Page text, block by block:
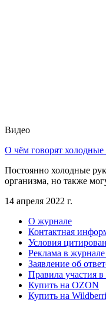
Видео
О чём говорят холодные
Постоянно холодные
организма, но также
14 апреля 2022 г.
О журнале
Контактная
Условия
Реклама в
Заявление об
Правила участия в
Купить на OZON
Купить на